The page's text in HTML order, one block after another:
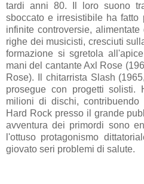
tardi anni 80. Il loro suono
sboccato e irresistibile ha
infinite controversie,
righe dei musicisti, cresciuti
formazione si sgretola
mani del cantante Axl Rose
Rose). Il chitarrista Slash
prosegue con progetti
milioni di dischi,
Hard Rock presso il grande
avventura dei primordi sono
l'ottuso protagonismo
giovato seri problemi di salute.